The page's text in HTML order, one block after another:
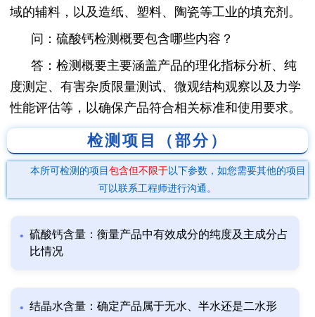
域的辅料，以及造纸、塑料、陶瓷等工业的填充剂。
问：硫酸钙检测概要包含哪些内容？
答：检测概要主要涵盖产品的理化指标分析、纯
度测定、有害杂质限量测试、微观结构观察以及力学
性能评估等，以确保产品符合相关标准和使用要求。
检测项目（部分）
本所可检测的项目 包含但不限于以下参数，如您需要其他的项目
可以联系工程师进行沟通。
硫酸钙含量：衡量产品中有效成分的纯度及主成分占
比情况
结晶水含量：确定产品属于无水、半水还是二水形